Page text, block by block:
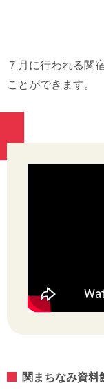
７⽉に⾏われる関
ことができます。
関まちなみ資料